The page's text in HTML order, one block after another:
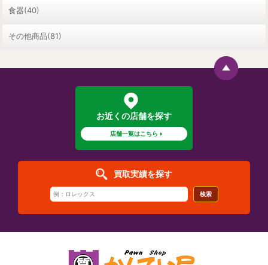
食器(40)
その他商品(81)
お近くの店舗を探す
店舗一覧はこちら
買取実績を探す
検索